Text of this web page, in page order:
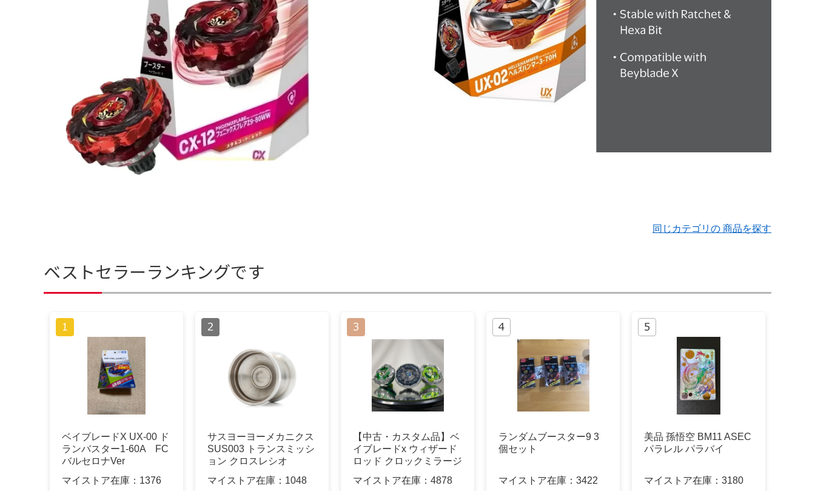
同じカテゴリの 商品を探す
ベストセラーランキングです
ベイブレードX UX-00 ド
ランバスター1-60A FC
バルセロナVer
マイストア在庫： 1376
サスヨーヨーメカニクス
SUS003 トランスミッシ
ョン クロスレシオ
マイストア在庫： 1048
【中古・カスタム品】ベ
イブレードx ウィザード
ロッド クロックミラージ
マイストア在庫： 4878
ランダムブースター9 3
個セット
マイストア在庫： 3422
美品 孫悟空 BM11 ASEC
パラレル パラバイ
マイストア在庫： 3180